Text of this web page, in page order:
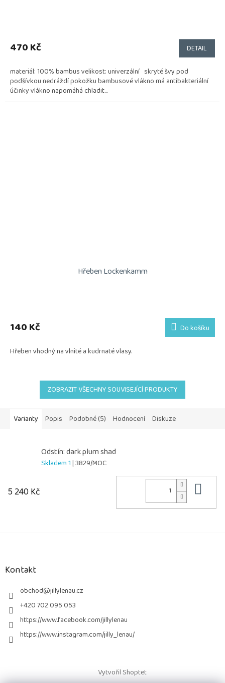
470 Kč DETAIL
materiál: 100% bambus velikost: univerzální skryté švy pod
podšívkou nedráždí pokožku bambusové vlákno má antibakteriální
účinky vlákno napomáhá chladit...
Hřeben Lockenkamm
140 Kč Do košíku
Hřeben vhodný na vlnité a kudrnaté vlasy.
ZOBRAZIT VŠECHNY SOUVISEJÍCÍ PRODUKTY
Varianty Popis Podobné (5) Hodnocení Diskuze
Odstín: dark plum shad
Skladem 1| 3829/MOC
5 240 Kč
Z
Kontakt
obchod@jillylenau.cz
+420 702 095 053
https://www.facebook.com/jillylenau
https://www.instagram.com/jilly_lenau/
Vytvořil Shoptet